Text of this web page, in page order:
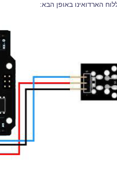
הארדואינו באופן הבא: